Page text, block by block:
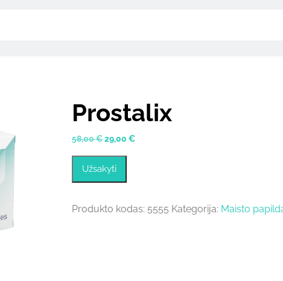
Prostalix
58,00€Original
was:
58,00 €.
29,00€Current
Užsakyti
Produkto kodas: 5555 Kategorija: Maisto